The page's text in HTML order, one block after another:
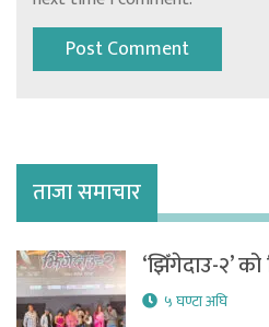
ताजा समाचार
‘झिँगेदाउ-२’
५ घण्टा अघि